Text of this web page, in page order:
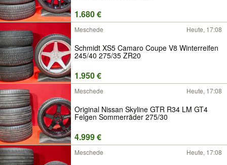
1.680 €
Meschede Heute, 17:08
Schmidt XS5 Camaro Coupe V8 Winterreifen
245/40 275/35 ZR20
1.950 €
Meschede Heute, 17:08
Original Nissan Skyline GTR R34 LM GT4
Felgen Sommerräder 275/30
4.999 €
Meschede Heute, 17:08